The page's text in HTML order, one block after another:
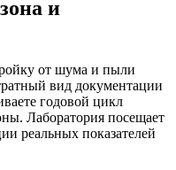
и
от шума и пыли
вид документации
годовой цикл
Лаборатория посещает
реальных показателей